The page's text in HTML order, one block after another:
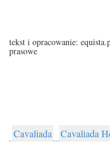
tekst i opracowanie:
prasowe
Cavaliada
Cavaliada